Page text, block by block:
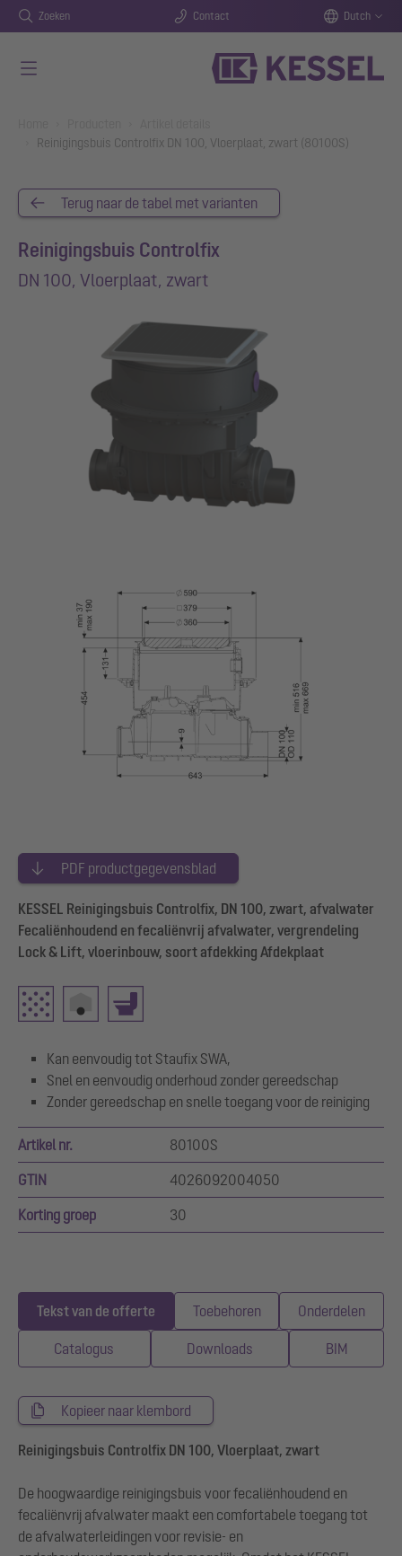
Zoeken Contact Dutch
Reinigingsbuis Controlfix DN 100, Vloerplaat, zwart (80100S)
Terug naar de tabel met varianten
Reinigingsbuis Controlfix
DN 100, Vloerplaat, zwart
PDF productgegevensblad
KESSEL Reinigingsbuis Controlfix, DN 100, zwart, afvalwater
Fecaliënhoudend en fecaliënvrij afvalwater, vergrendeling
Lock & Lift, vloerinbouw, soort afdekking Afdekplaat
Kan eenvoudig tot Staufix SWA,
Snel en eenvoudig onderhoud zonder gereedschap
Zonder gereedschap en snelle toegang voor de reiniging
Artikel nr. 80100S
GTIN 4026092004050
Korting groep 30
Tekst van de offerte Toebehoren Onderdelen
Catalogus Downloads BIM
Kopieer naar klembord
Reinigingsbuis Controlfix DN 100, Vloerplaat, zwart
De hoogwaardige reinigingsbuis voor fecaliënhoudend en
fecaliënvrij afvalwater maakt een comfortabele toegang tot
de afvalwaterleidingen voor revisie- en